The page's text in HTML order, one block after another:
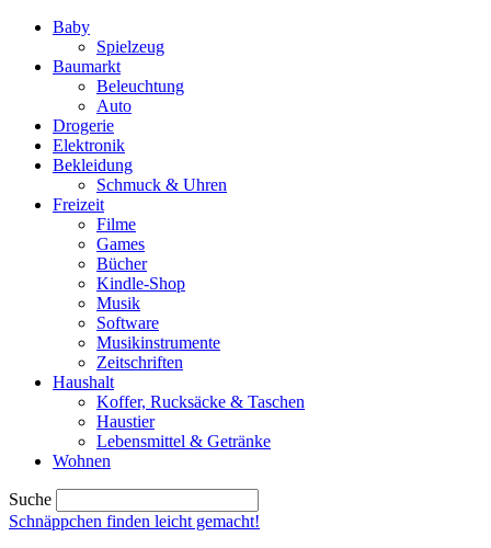
Baby
Spielzeug
Baumarkt
Beleuchtung
Auto
Drogerie
Elektronik
Bekleidung
Schmuck & Uhren
Freizeit
Filme
Games
Bücher
Kindle-Shop
Musik
Software
Musikinstrumente
Zeitschriften
Haushalt
Koffer, Rucksäcke & Taschen
Haustier
Lebensmittel & Getränke
Wohnen
Suche
Schnäppchen finden leicht gemacht!